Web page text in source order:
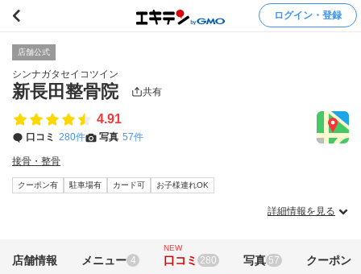
ログイン・登録
店舗公式
シンナガタセイコツイン
新長田整骨院 共有
4.91
口コミ 280件 写真 57件
接骨・整骨
クーポン有 駐車場有 カード可 お子様連れOK
詳細情報を見る
店舗情報 メニュー 4
NEW
口コミ 280 写真 57 クーポン